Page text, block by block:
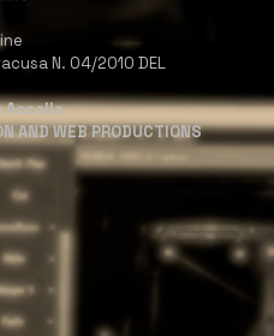
N. 04/2010 DEL
Accolla
AND WEB PRODUCTIONS